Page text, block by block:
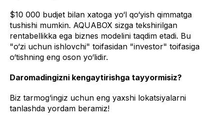
$10 000 budjet bilan xatoga yo‘l qo‘yish qimmatga
tushishi mumkin. AQUABOX sizga tekshirilgan
rentabellikka ega biznes modelini taqdim etadi. Bu
"o‘zi uchun ishlovchi" toifasidan "investor" toifasiga
o‘tishning eng oson yo‘lidir.
Daromadingizni kengaytirishga tayyormisiz?
Biz tarmog‘ingiz uchun eng yaxshi lokatsiyalarni
tanlashda yordam beramiz!